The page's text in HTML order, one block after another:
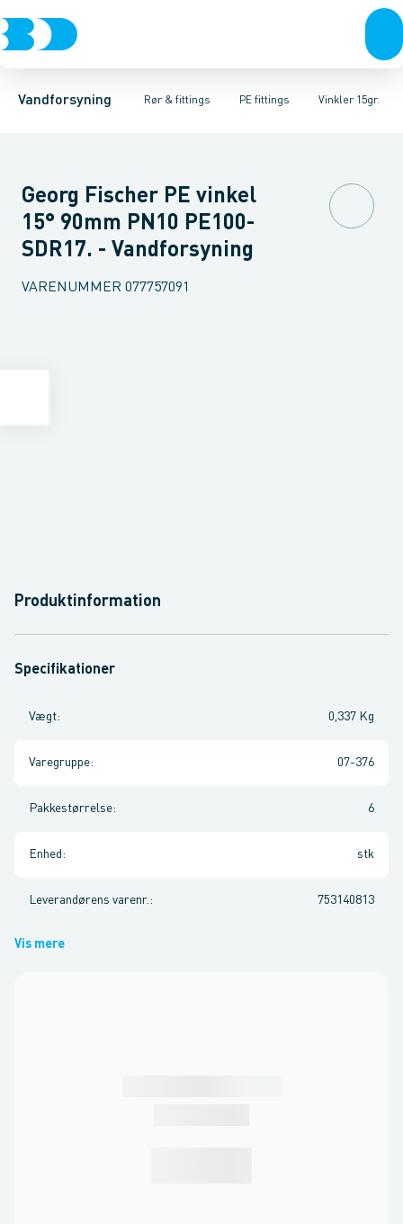
Vandforsyning Rør & fittings
Rør & fittingsKoblinger & anboringerMuffer, klemmer &
PE fittings
PE rørPE EL fittingsPE fittings Duktiljern fittingsVinkler 15gr.
Vinkler 90gr.Vinkler 60gr.Vinkler 45gr.Vinkler 30gr.Vinkler
Georg Fischer PE vinkel
15° 90mm PN10 PE100-
SDR17. - Vandforsyning
VARENUMMER 077757091
Produktinformation
Specifikationer
Vægt: 0,337 Kg
Varegruppe: 07-376
Pakkestørrelse: 6
Enhed : stk
Leverandørens varenr. : 753140813
Vis mere